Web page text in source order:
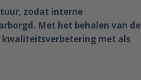
zodat interne
Met het behalen van de
kwaliteitsverbetering met als